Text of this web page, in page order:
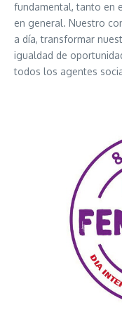
fundamental, tanto en
en general. Nuestro
a día, transformar
igualdad de
todos los agentes